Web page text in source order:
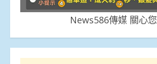
News586傳媒 關心您